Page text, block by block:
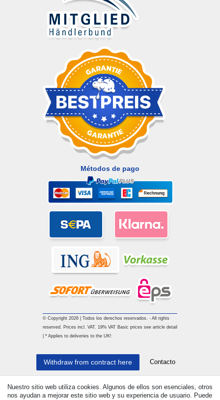
Métodos de pago
© Copyright 2026 | Todos los derechos reservados. - All rights
reserved. Prices incl. VAT. 19% VAT Basic prices see article detail
| * Applies to deliveries to the UK!
Nuestro sitio web utiliza cookies. Algunos de ellos son esenciales, otros
nos ayudan a mejorar este sitio web y su experiencia de usuario. Puede
Withdraw from contract here Contacto